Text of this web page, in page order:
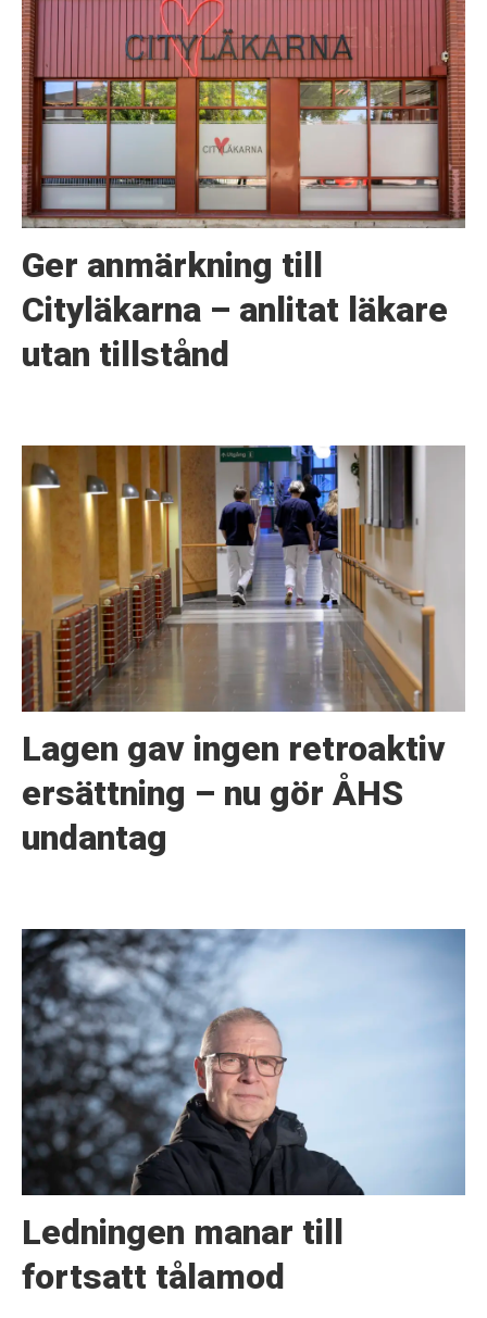
Ger anmärkning till
Cityläkarna – anlitat läkare
utan tillstånd
Lagen gav ingen retroaktiv
ersättning – nu gör ÅHS
undantag
Ledningen manar till
fortsatt tålamod